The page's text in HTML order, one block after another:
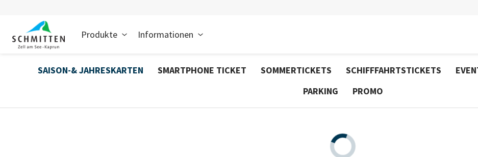
Produkte Informationen
SAISON-& JAHRESKARTEN SMARTPHONE TICKET SOMMERTICKETS SCHIFFFAHRTSTICKETS
PARKING
PROMO